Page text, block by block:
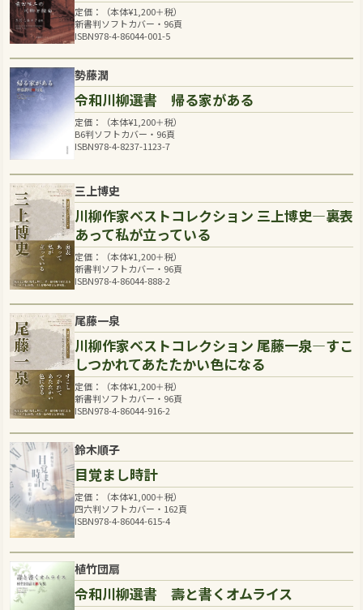
定価：（本体¥1,200＋税）
新書判ソフトカバー・96頁
ISBN978-4-86044-001-5
勢藤潤
令和川柳選書 帰る家がある
定価：（本体¥1,200＋税）
B6判ソフトカバー・96頁
ISBN978-4-8237-1123-7
三上博史
川柳作家ベストコレクション 三上博史―裏表
あって私が立っている
定価：（本体¥1,200＋税）
新書判ソフトカバー・96頁
ISBN978-4-86044-888-2
尾藤一泉
川柳作家ベストコレクション 尾藤一泉―すこ
しつかれてあたたかい色になる
定価：（本体¥1,200＋税）
新書判ソフトカバー・96頁
ISBN978-4-86044-916-2
鈴木順子
目覚まし時計
定価：（本体¥1,000＋税）
四六判ソフトカバー・162頁
ISBN978-4-86044-615-4
植竹団扇
令和川柳選書 壽と書くオムライス